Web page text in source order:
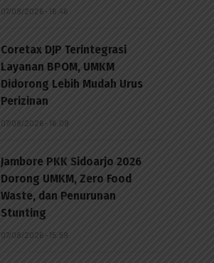
07/08/2026 - 16:46
Coretax DJP Terintegrasi
Layanan BPOM, UMKM
Didorong Lebih Mudah Urus
Perizinan
07/08/2026 - 16:09
Jambore PKK Sidoarjo 2026
Dorong UMKM, Zero Food
Waste, dan Penurunan
Stunting
07/08/2026 - 15:59